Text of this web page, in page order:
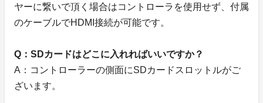
ヤーに繋いで頂く場合はコントローラを使用せず、付属
のケーブルでHDMI接続が可能です。
Q：SDカードはどこに入れればいいですか？
A：コントローラーの側面にSDカードスロットルがご
ざいます。